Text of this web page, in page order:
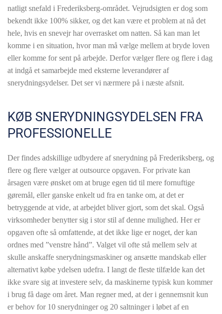
natligt snefald i Frederiksberg-området. Vejrudsigten er dog som
bekendt ikke 100% sikker, og det kan være et problem at nå det
hele, hvis en snevejr har overrasket om natten. Så kan man let
komme i en situation, hvor man må vælge mellem at bryde loven
eller komme for sent på arbejde. Derfor vælger flere og flere i dag
at indgå et samarbejde med eksterne leverandører af
snerydningsydelser. Det ser vi nærmere på i næste afsnit.
KØB SNERYDNINGSYDELSEN FRA
PROFESSIONELLE
Der findes adskillige udbydere af snerydning på Frederiksberg, og
flere og flere vælger at outsource opgaven. For private kan
årsagen være ønsket om at bruge egen tid til mere fornuftige
gøremål, eller ganske enkelt ud fra en tanke om, at det er
betryggende at vide, at arbejdet bliver gjort, som det skal. Også
virksomheder benytter sig i stor stil af denne mulighed. Her er
opgaven ofte så omfattende, at det ikke lige er noget, der kan
ordnes med ”venstre hånd”. Valget vil ofte stå mellem selv at
skulle anskaffe snerydningsmaskiner og ansætte mandskab eller
alternativt købe ydelsen udefra. I langt de fleste tilfælde kan det
ikke svare sig at investere selv, da maskinerne typisk kun kommer
i brug få dage om året. Man regner med, at der i gennemsnit kun
er behov for 10 snerydninger og 20 saltninger i løbet af en